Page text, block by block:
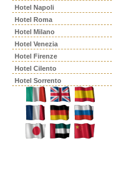
Hotel Napoli
Hotel Roma
Hotel Milano
Hotel Venezia
Hotel Firenze
Hotel Cilento
Hotel Sorrento